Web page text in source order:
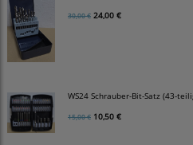
30,00 € 24,00 €
WS24 Schrauber-Bit-Satz (43-
15,00 € 10,50 €